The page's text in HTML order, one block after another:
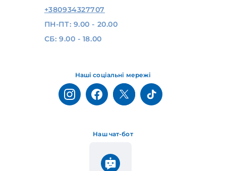
Наш чат-бот
Наші соціальні мережі
+380934327707
ПН-ПТ: 9.00 - 20.00
СБ: 9.00 - 18.00